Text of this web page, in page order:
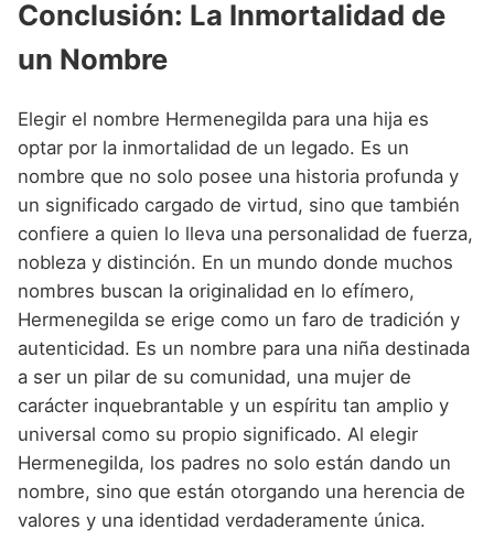
Conclusión: La Inmortalidad de
un Nombre
Elegir el nombre Hermenegilda para una hija es
optar por la inmortalidad de un legado. Es un
nombre que no solo posee una historia profunda y
un significado cargado de virtud, sino que también
confiere a quien lo lleva una personalidad de fuerza,
nobleza y distinción. En un mundo donde muchos
nombres buscan la originalidad en lo efímero,
Hermenegilda se erige como un faro de tradición y
autenticidad. Es un nombre para una niña destinada
a ser un pilar de su comunidad, una mujer de
carácter inquebrantable y un espíritu tan amplio y
universal como su propio significado. Al elegir
Hermenegilda, los padres no solo están dando un
nombre, sino que están otorgando una herencia de
valores y una identidad verdaderamente única.